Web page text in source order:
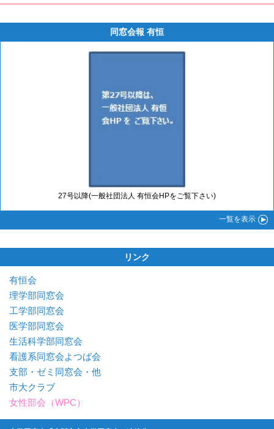
同窓会報 有恒
27号以降(一般社団法人 有恒会HPをご覧下さい)
一覧を表示
リンク
有恒会
理学部同窓会
工学部同窓会
医学部同窓会
生活科学部同窓会
看護系同窓会よつば会
支部・ゼミ同窓会・他
市大クラブ
女性部会（WPC）